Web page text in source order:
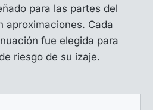
para las partes del
aproximaciones. Cada
fue elegida para
riesgo de su izaje.